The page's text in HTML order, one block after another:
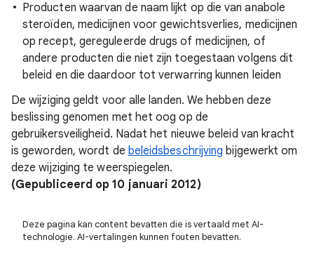
Producten waarvan de naam lijkt op die van anabole
steroïden, medicijnen voor gewichtsverlies, medicijnen
op recept, gereguleerde drugs of medicijnen, of
andere producten die niet zijn toegestaan volgens dit
beleid en die daardoor tot verwarring kunnen leiden
De wijziging geldt voor alle landen. We hebben deze
beslissing genomen met het oog op de
gebruikersveiligheid. Nadat het nieuwe beleid van kracht
is geworden, wordt de beleidsbeschrijving bijgewerkt om
deze wijziging te weerspiegelen.
(Gepubliceerd op 10 januari 2012)
Deze pagina kan content bevatten die is vertaald met AI-
technologie. AI-vertalingen kunnen fouten bevatten.